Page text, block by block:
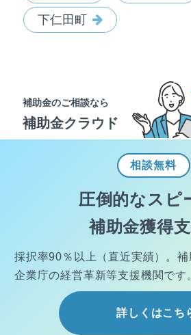
下仁田町
補助金のご相談なら
補助金クラウド
相談無料
圧倒的なスピ
補助金獲得支
採択率90％以上（直近実績）。 補
企業庁の経営革新等支援機関です
詳しくはこち